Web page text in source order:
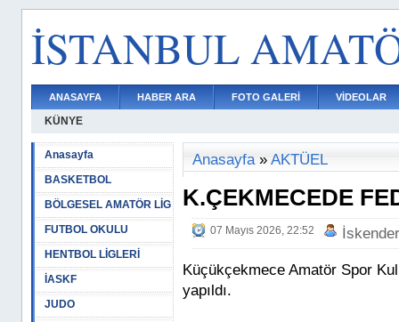
İSTANBUL
ANASAYFA HABER ARA FOTO GALERİ VİDEOLAR
KÜNYE
Anasayfa
BASKETBOL
BÖLGESEL AMATÖR LİG
FUTBOL OKULU
HENTBOL LİGLERİ
İASKF
JUDO
Anasayfa» AKTÜEL
K.ÇEKMECEDE
07 Mayıs 2026, 22:52
Küçükçekmece Amatör Spor
yapıldı.